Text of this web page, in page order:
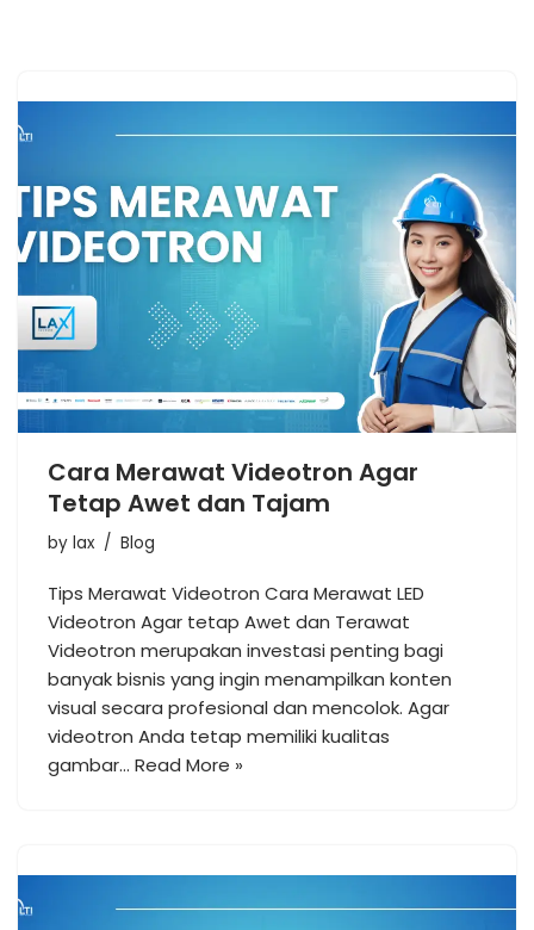
Cara Merawat Videotron Agar
Tetap Awet dan Tajam
by lax Blog
Tips Merawat Videotron Cara Merawat LED
Videotron Agar tetap Awet dan Terawat
Videotron merupakan investasi penting bagi
banyak bisnis yang ingin menampilkan konten
visual secara profesional dan mencolok. Agar
videotron Anda tetap memiliki kualitas
gambar… Read More »